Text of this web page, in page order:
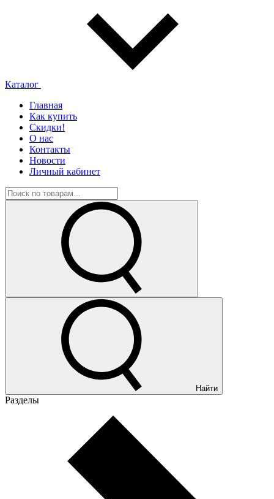
Каталог
Главная
Как купить
Скидки!
О нас
Контакты
Новости
Личный кабинет
Найти
Разделы